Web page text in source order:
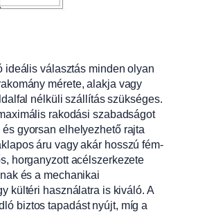
ideális választás minden olyan
mérete, alakja vagy
nélküli szállítás szükséges.
rakodási szabadságot
gyorsan elhelyezhető rajta
áru vagy akár hosszú fém-
horganyzott acélszerkezete
és a mechanikai
kültéri használatra is kiváló. A
biztos tapadást nyújt, míg a